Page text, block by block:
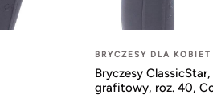
BRYCZESY DLA
Bryczesy
grafitowy, roz. 40,